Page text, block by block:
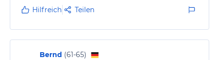
Hilfreich Teilen
Bernd (61-65)